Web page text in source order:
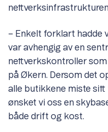
– Enkelt forklart hadde
var avhengig av en
nettverkskontroller
på Økern. Dersom det
alle butikkene miste
ønsket vi oss en
både drift og kost.